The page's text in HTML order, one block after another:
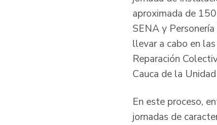
aproximada de
SENA y
llevar a cabo en
Reparación
Cauca de la
En este proceso,
jornadas de